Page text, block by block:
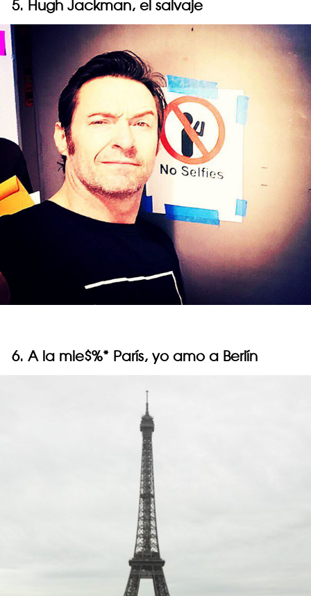
5. Hugh Jackman, el salvaje
6. A la mie$%* París, yo amo a Berlín